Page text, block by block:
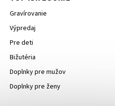
Gravírovanie
Výpredaj
Pre deti
Bižutéria
Doplnky pre mužov
Doplnky pre ženy